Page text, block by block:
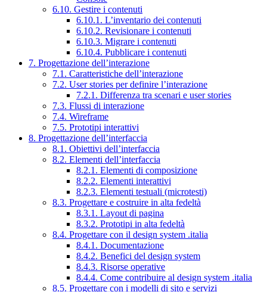
6.10. Gestire i contenuti
6.10.1. L’inventario dei contenuti
6.10.2. Revisionare i contenuti
6.10.3. Migrare i contenuti
6.10.4. Pubblicare i contenuti
7. Progettazione dell’interazione
7.1. Caratteristiche dell’interazione
7.2. User stories per definire l’interazione
7.2.1. Differenza tra scenari e user stories
7.3. Flussi di interazione
7.4. Wireframe
7.5. Prototipi interattivi
8. Progettazione dell’interfaccia
8.1. Obiettivi dell’interfaccia
8.2. Elementi dell’interfaccia
8.2.1. Elementi di composizione
8.2.2. Elementi interattivi
8.2.3. Elementi testuali (microtesti)
8.3. Progettare e costruire in alta fedeltà
8.3.1. Layout di pagina
8.3.2. Prototipi in alta fedeltà
8.4. Progettare con il design system .italia
8.4.1. Documentazione
8.4.2. Benefici del design system
8.4.3. Risorse operative
8.4.4. Come contribuire al design system .italia
8.5. Progettare con i modelli di sito e servizi